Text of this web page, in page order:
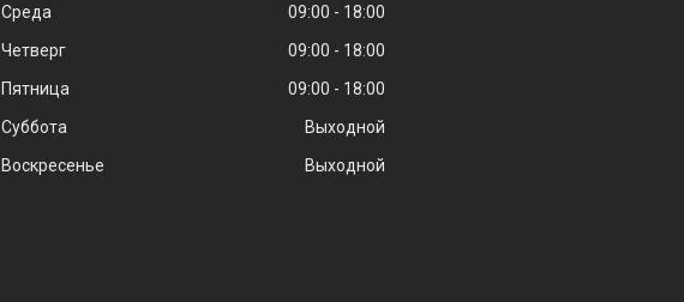
Среда
09:00
18:00
Четверг
09:00
18:00
Пятница
09:00
18:00
Суббота
Выходной
Воскресенье
Выходной